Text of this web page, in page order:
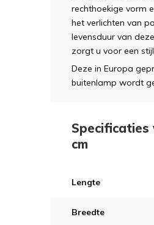
rechthoekige vorm
het verlichten van
levensduur van
zorgt u voor een
Deze in Europa
buitenlamp wordt
Specificaties
cm
Lengte
Breedte